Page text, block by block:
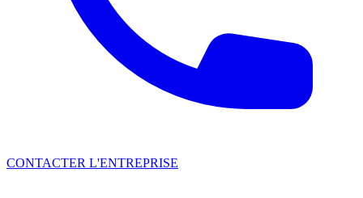
CONTACTER L'ENTREPRISE